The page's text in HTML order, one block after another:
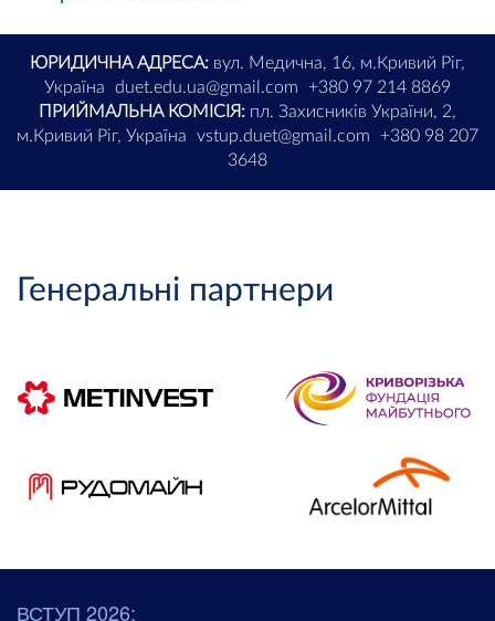
ЮРИДИЧНА АДРЕСА: вул. Медична, 16, м.Кривий Ріг,
Україна
duet.edu.ua@gmail.com
+380 97 214 8869
ПРИЙМАЛЬНА КОМІСІЯ: пл. Захисників України, 2,
м.Кривий Ріг, Україна
vstup.duet@gmail.com
+380 98 207
3648
Генеральні партнери
ВСТУП 2026: